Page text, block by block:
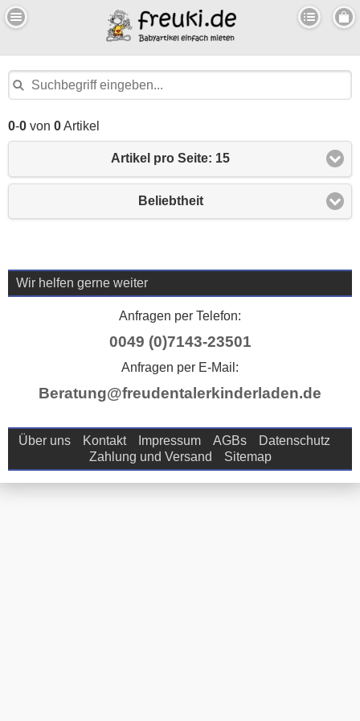
0-0 von 0Artikel
Artikel pro Seite: 15
Beliebtheit
Wir helfen gerne weiter
Anfragen per Telefon:
0049 (0)7143-23501
Anfragen per E-Mail:
Beratung@freudentalerkinderladen.de
Über uns Kontakt Impressum AGBs
Datenschutz
Zahlung und Versand
Sitemap